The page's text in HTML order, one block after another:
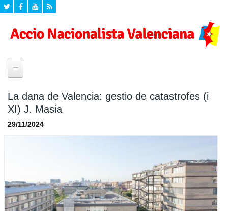
¿Quí som?
Mig ambient
Cultura
Eleccions Europees
Programa Politic d'Accio Nacionalista Valenciana
Formacio per a valencianistes
Documents
La dana de Valencia: gestio de catastrofes (i
XI) J. Masia
29/11/2024